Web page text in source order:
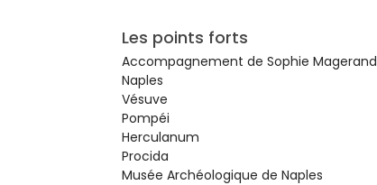
Les points forts
Accompagnement de Sophie Magerand
Naples
Vésuve
Pompéi
Herculanum
Procida
Musée Archéologique de Naples